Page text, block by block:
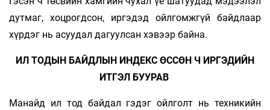
дутмаг, хоцрогдсон, иргэдэд ойлгомжгүй байдлаар
хүрдэг нь асуудал дагуулсан хэвээр байна.
ИЛ ТОДЫН БАЙДЛЫН ИНДЕКС ӨССӨН Ч ИРГЭДИЙН
ИТГЭЛ БУУРАВ
Манайд ил тод байдал гэдэг ойлголт нь техникийн